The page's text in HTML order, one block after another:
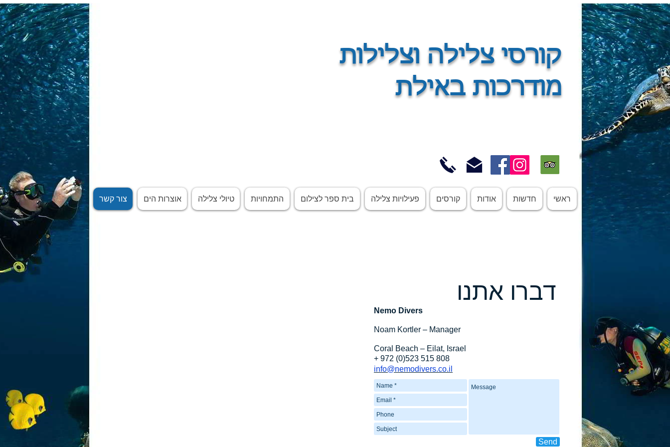
קורסי צלילה וצלילות
מודרכות באילת
ראשי חדשות אודות קורסים פעילויות צלילה בית ספר לצילום התמחויות טיולי צלילה אוצרות הים צור קשר
דברו אתנו
Nemo Divers
Noam Kortler – Manager
Coral Beach – Eilat, Israel
+ 972 (0)523 515 808
info@nemodivers.co.il
Send